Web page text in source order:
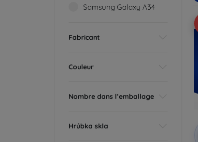
Samsung Galaxy A34
Fabricant
Couleur
Nombre dans l’emballage
Hrúbka skla